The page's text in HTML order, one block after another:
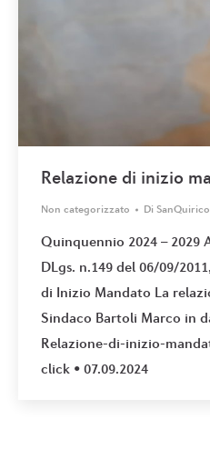
Relazione di inizio
Non categorizzato Di SanQuirico
Quinquennio 2024 – 2029
DLgs. n.149 del 06/09/
di Inizio Mandato La
Sindaco Bartoli Marco in
Relazione-di-inizio-
click • 07.09.2024